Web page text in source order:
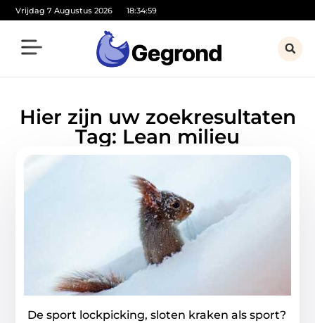
Vrijdag 7 Augustus 2026 18:34:59
Hier zijn uw zoekresultaten
Tag: Lean milieu
De sport lockpicking, sloten kraken als sport?